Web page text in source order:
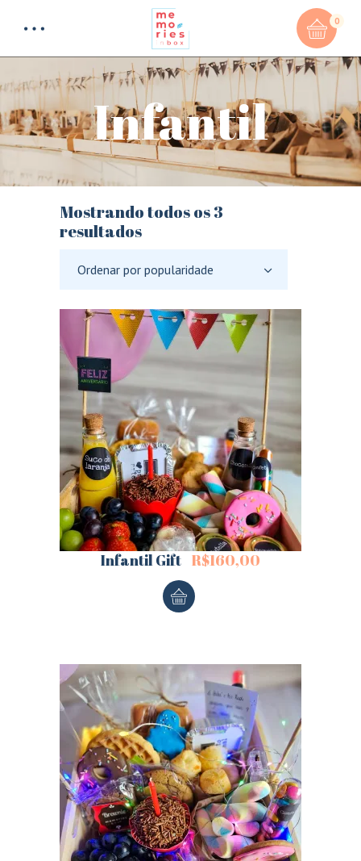
0
Infantil
Mostrando todos os 3
resultadosClassificado
popularidade
Ordenar por popularidade
Infantil Gift R$160,00